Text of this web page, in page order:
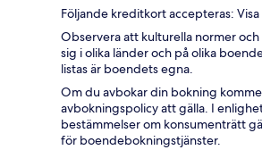
Följande kreditkort accepteras:
Observera att kulturella normer
sig i olika länder och på olika
listas är boendets egna.
Om du avbokar din bokning
avbokningspolicy att gälla. I
bestämmelser om konsumenträtt
för boendebokningstjänster.